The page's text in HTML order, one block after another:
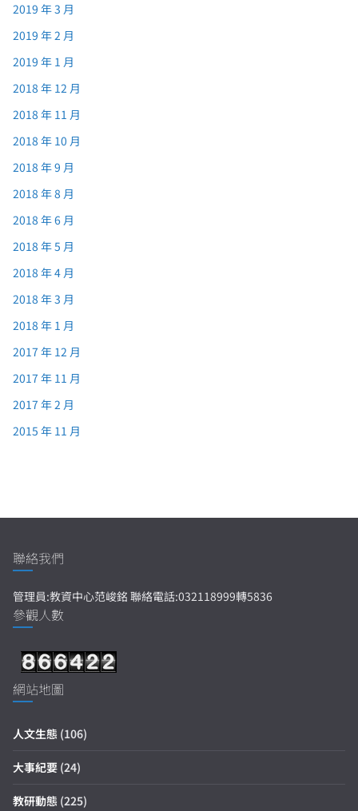
2019 年 3 月
2019 年 2 月
2019 年 1 月
2018 年 12 月
2018 年 11 月
2018 年 10 月
2018 年 9 月
2018 年 8 月
2018 年 6 月
2018 年 5 月
2018 年 4 月
2018 年 3 月
2018 年 1 月
2017 年 12 月
2017 年 11 月
2017 年 2 月
2015 年 11 月
聯絡我們
管理員:教資中心范峻銘 聯絡電話:032118999轉5836
參觀人數
網站地圖
人文生態 (106)
大事紀要 (24)
教研動態 (225)